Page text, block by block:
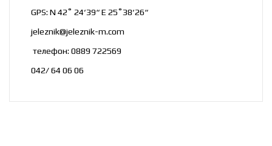
GPS: N 42˚ 24‘39“ E 25˚38‘26“
jeleznik@jeleznik-m.com
телефон: 0889 722569
042/ 64 06 06